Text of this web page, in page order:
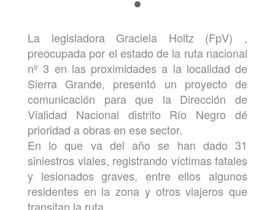
La legisladora Graciela Holtz (FpV) ,
preocupada por el estado de la ruta nacional
nº 3 en las proximidades a la localidad de
Sierra Grande, presentó un proyecto de
comunicación para que la Dirección de
Vialidad Nacional distrito Río Negro dé
prioridad a obras en ese sector.
En lo que va del año se han dado 31
siniestros viales, registrando víctimas fatales
y lesionados graves, entre ellos algunos
residentes en la zona y otros viajeros que
transitan la ruta.